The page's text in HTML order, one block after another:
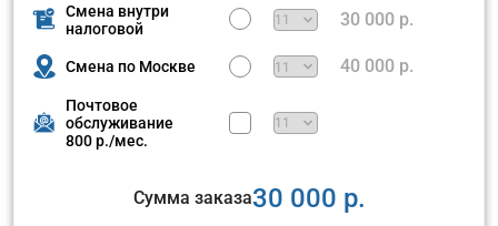
Смена внутри
налоговой
30 000 р.
Смена по Москве 40 000 р.
Почтовое
обслуживание
800 р./мес.
Сумма заказа30 000 р.